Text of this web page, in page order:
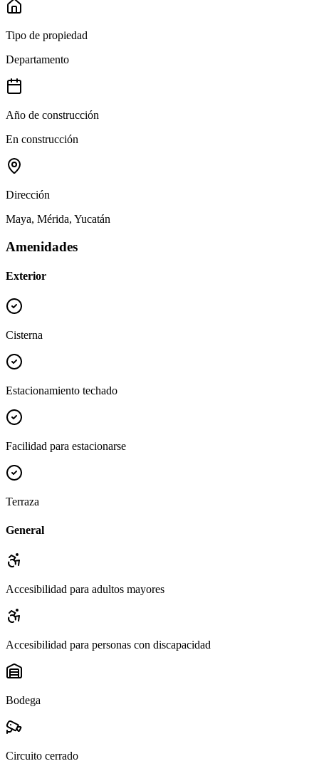
Tipo de propiedad
Departamento
Año de construcción
En construcción
Dirección
Maya, Mérida, Yucatán
Amenidades
Exterior
Cisterna
Estacionamiento techado
Facilidad para estacionarse
Terraza
General
Accesibilidad para adultos mayores
Accesibilidad para personas con discapacidad
Bodega
Circuito cerrado